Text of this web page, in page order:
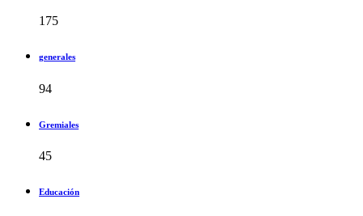
175
generales
94
Gremiales
45
Educación